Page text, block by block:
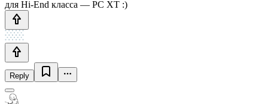
для Hi-End класса — PC XT :)
Reply